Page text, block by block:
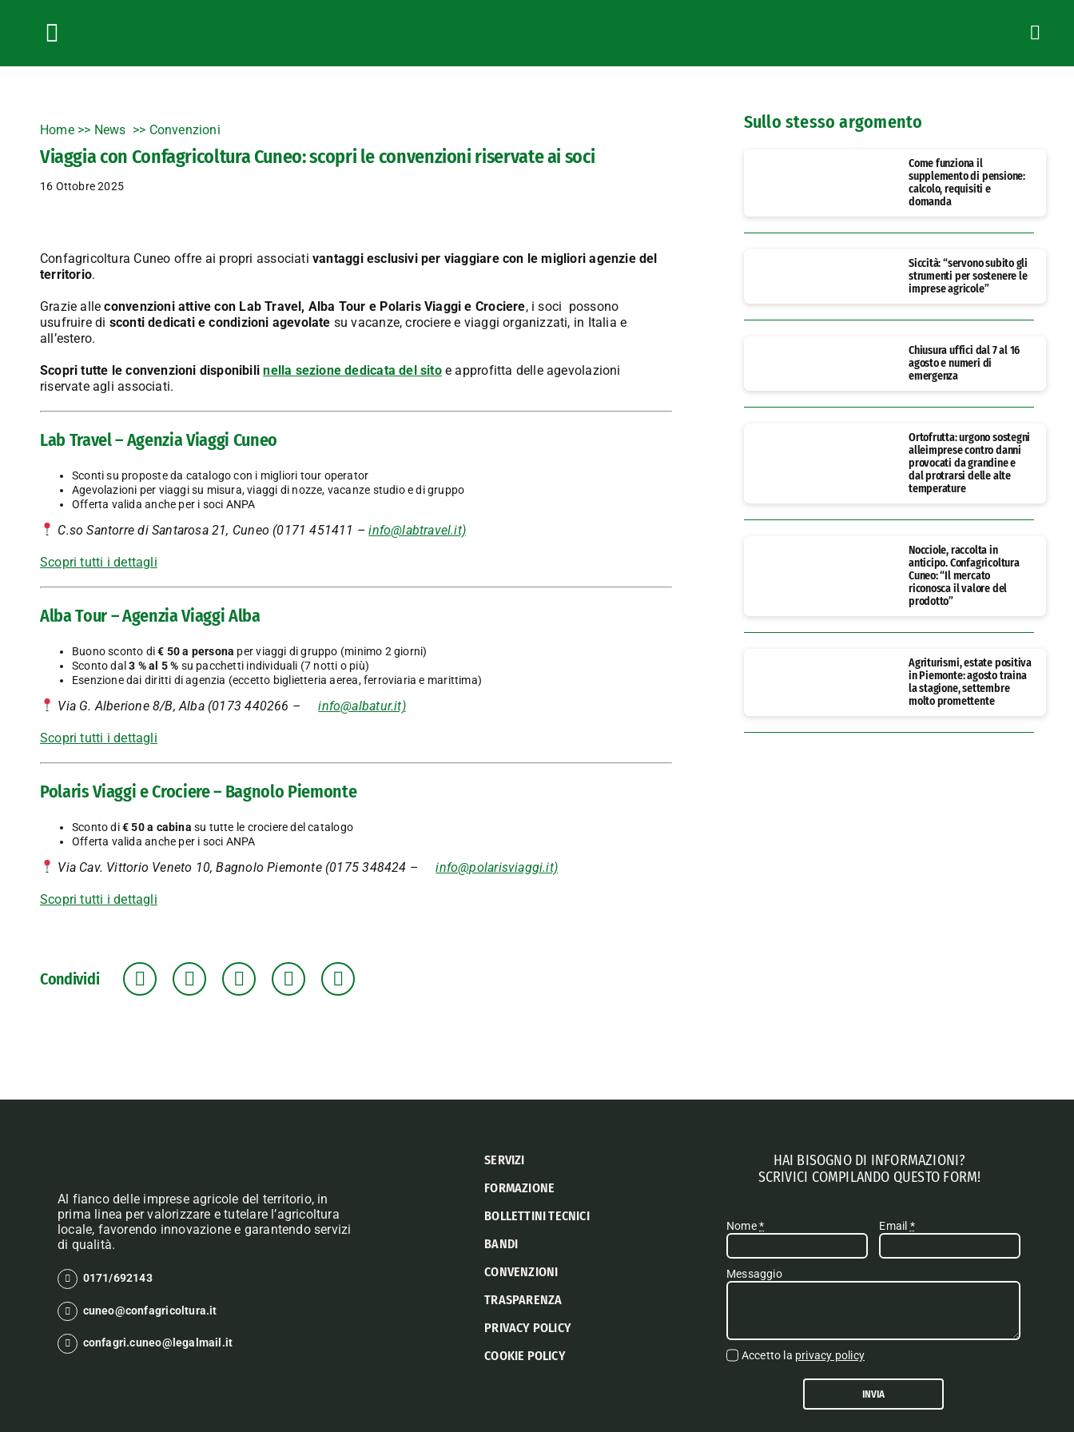
Toggle
Navigation
Home>> News Convenzioni
Viaggia con Confagricoltura Cuneo: scopri le convenzioni riservate ai soci
16 Ottobre 2025
Confagricoltura Cuneo offre ai propri associativantaggi esclusivi per viaggiare con le migliori agenzie del
territorio.
Grazie alleconvenzioni attive con Lab Travel, Alba Tour e Polaris Viaggi e Crociere, i soci possono
usufruire di sconti dedicati e condizioni agevolate su vacanze, crociere e viaggi organizzati, in Italia e
all’estero.
Scopri tutte le convenzioni disponibilinella sezione dedicata del sitoe approfitta delle agevolazioni
riservate agli associati.
Lab Travel – Agenzia Viaggi Cuneo
Sconti su proposte da catalogo con i migliori tour operator
Agevolazioni per viaggi su misura, viaggi di nozze, vacanze studio e di gruppo
Offerta valida anche per i soci ANPA
C.so Santorre di Santarosa 21, Cuneo (0171 451411 –info@labtravel.it)
Scopri tutti i dettagli
Alba Tour – Agenzia Viaggi Alba
Buono sconto di€ 50 a persona per viaggi di gruppo (minimo 2 giorni)
Sconto dal3 % al 5 % su pacchetti individuali (7 notti o più)
Esenzione dai diritti di agenzia (eccetto biglietteria aerea, ferroviaria e marittima)
Via G. Alberione 8/B, Alba (0173 440266 – info@albatur.it)
Scopri tutti i dettagli
Polaris Viaggi e Crociere – Bagnolo Piemonte
Sconto di€ 50 a cabina su tutte le crociere del catalogo
Offerta valida anche per i soci ANPA
Via Cav. Vittorio Veneto 10, Bagnolo Piemonte (0175 348424 – info@polarisviaggi.it)
Scopri tutti i dettagli
Condividi
Sullo stesso argomento
Come funziona il
supplemento di pensione:
calcolo, requisiti e
domanda
Siccità: “servono subito gli
strumenti per sostenere le
imprese agricole”
Chiusura uffici dal 7 al 16
agosto e numeri di
emergenza
Ortofrutta: urgono sostegni
alleimprese contro danni
provocati da grandine e
dal protrarsi delle alte
temperature
Nocciole, raccolta in
anticipo. Confagricoltura
Cuneo: “Il mercato
riconosca il valore del
prodotto”
Agriturismi, estate positiva
in Piemonte: agosto traina
la stagione, settembre
molto promettente
Al fianco delle imprese agricole del territorio, in
prima linea per valorizzare e tutelare l’agricoltura
locale, favorendo innovazione e garantendo servizi
di qualità.
0171/692143
cuneo@confagricoltura.it
confagri.cuneo@legalmail.it
SERVIZI
FORMAZIONE
BOLLETTINI TECNICI
BANDI
CONVENZIONI
TRASPARENZA
PRIVACY POLICY
COOKIE POLICY
HAI BISOGNO DI INFORMAZIONI?
SCRIVICI COMPILANDO QUESTO FORM!
Nome* Email *
Messaggio
Accetto la privacy policy
INVIA